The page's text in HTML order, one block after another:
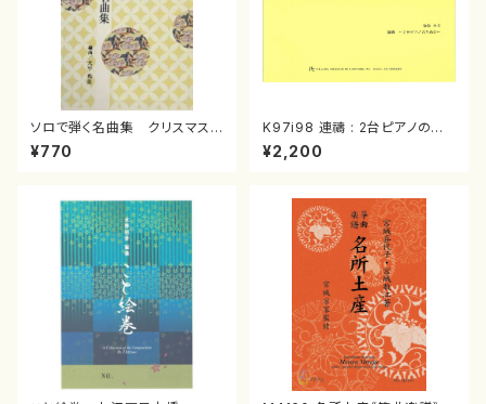
ソロで弾く名曲集 クリスマス・
イブ／恋人がサンタクロース(
箏独奏 /大平光美 編曲/楽
¥770
K97i98 連禱 : 2台ピアノのた
めの（2 Pianos / 菊池 幸夫 /
楽譜）
¥2,200